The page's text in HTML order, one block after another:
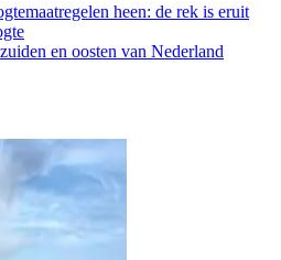
heen: de rek is eruit
en oosten van Nederland